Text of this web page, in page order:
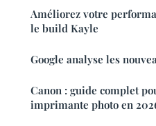
Améliorez votre
le build Kayle
Google analyse les
Canon : guide complet
imprimante photo en